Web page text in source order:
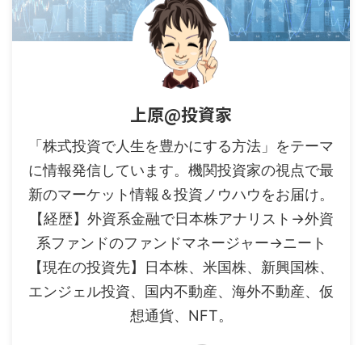
上原@投資家
「株式投資で人生を豊かにする方法」をテーマ
に情報発信しています。機関投資家の視点で最
新のマーケット情報＆投資ノウハウをお届け。
【経歴】外資系金融で日本株アナリスト→外資
系ファンドのファンドマネージャー→ニート
【現在の投資先】日本株、米国株、新興国株、
エンジェル投資、国内不動産、海外不動産、仮
想通貨、NFT。